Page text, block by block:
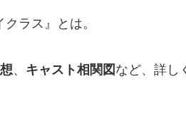
ラス』とは。
、 キャスト相関図 など、詳し